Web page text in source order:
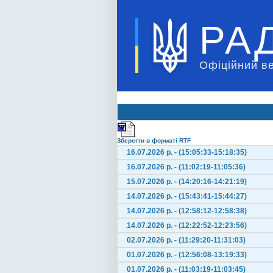
Офіційний
Зберегти в форматі RTF
16.07.2026 р. - (15:05:33-15:18:35)
16.07.2026 р. - (11:02:19-11:05:36)
15.07.2026 р. - (14:20:16-14:21:19)
14.07.2026 р. - (15:43:41-15:44:27)
14.07.2026 р. - (12:58:12-12:58:38)
14.07.2026 р. - (12:22:52-12:23:56)
02.07.2026 р. - (11:29:20-11:31:03)
01.07.2026 р. - (12:56:08-13:19:33)
01.07.2026 р. - (11:03:19-11:03:45)